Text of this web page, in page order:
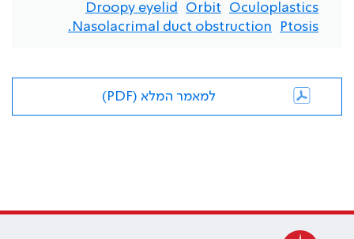
Oculoplastics
Orbit
Droopy eyelid
Ptosis
Nasolacrimal duct obstruction.
למאמר המלא (PDF)